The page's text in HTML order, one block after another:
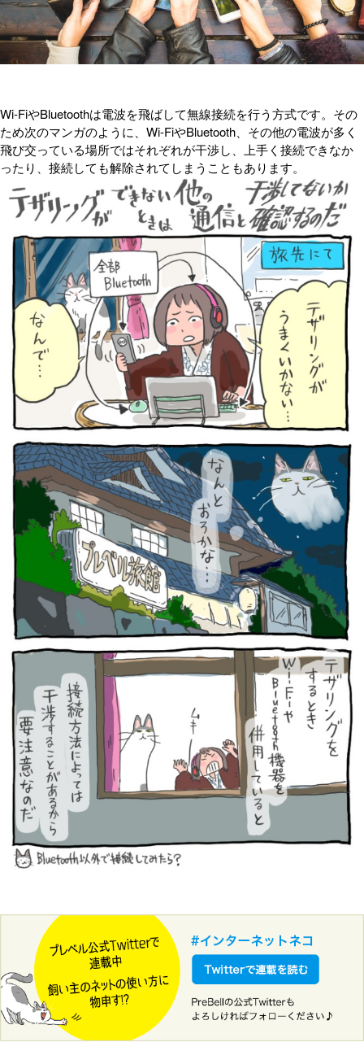
Wi-FiやBluetoothは電波を飛ばして無線接続を行う方式です。その
ため次のマンガのように、Wi-FiやBluetooth、その他の電波が多く
飛び交っている場所ではそれぞれが干渉し、上手く接続できなか
ったり、接続しても解除されてしまうこともあります。